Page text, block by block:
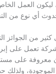
ليكون العمل
أي نوع من
من الجوائز
تعمل على
معروفة على
ولذلك